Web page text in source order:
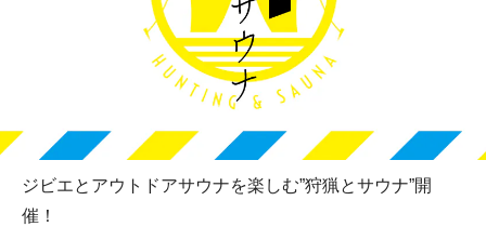
ジビエとアウトドアサウナを楽しむ”狩猟とサウナ”開
催！